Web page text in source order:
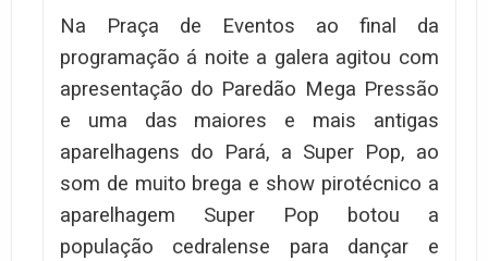
Na Praça de Eventos ao final da
programação á noite a galera agitou com
apresentação do Paredão Mega Pressão
e uma das maiores e mais antigas
aparelhagens do Pará, a Super Pop, ao
som de muito brega e show pirotécnico a
aparelhagem Super Pop botou a
população cedralense para dançar e